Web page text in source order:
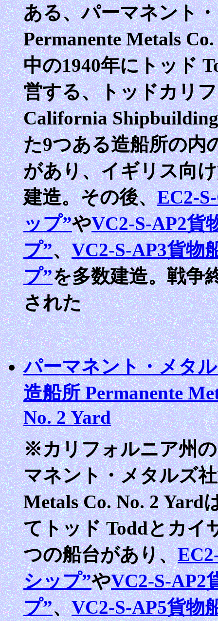
ある、パーマネント
Permanente Metals
中の1940年にトッド
営する、トッドカリ
California
た9つある造船所の内
があり、イギリス向
建造。その後、EC2-
ップ”やVC2-S-AP2貨
プ”、VC2-S-AP3貨物
プ”を多数建造。戦争
された
パーマネント・メタ
造船所 Permanente
No. 2 Yard
※カリフォルニア州
マネント・メタルズ
Metals Co. No. 2 Yard
てトッド Toddとカイ
つの船台があり、
シップ”やVC2-S-AP2
プ”、VC2-S-AP5貨物